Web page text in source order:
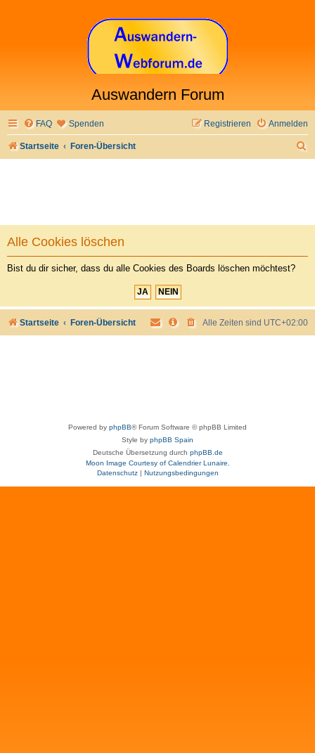
Auswandern Forum
FAQ Spenden Anmelden
Registrieren
Startseite Foren-Übersicht
Alle Cookies löschen
Bist du dir sicher, dass du alle Cookies des Boards löschen möchtest?
Startseite Foren-Übersicht Alle Zeiten sind UTC+02:00
Powered by phpBB® Forum Software © phpBB Limited
Style by phpBB Spain
Deutsche Übersetzung durch phpBB.de
Moon Image Courtesy of Calendrier Lunaire.
Datenschutz| Nutzungsbedingungen